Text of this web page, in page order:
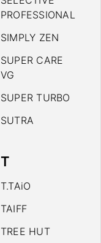
PROFESSIONAL
SIMPLY ZEN
SUPER CARE
VG
SUPER TURBO
SUTRA
T
T.TAiO
TAIFF
TREE HUT